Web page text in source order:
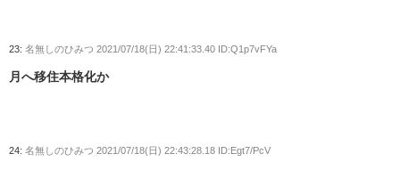
23: 名無しのひみつ 2021/07/18(日) 22:41:33.40 ID:Q1p7vFYa
月へ移住本格化か
24: 名無しのひみつ 2021/07/18(日) 22:43:28.18 ID:Egt7/PcV